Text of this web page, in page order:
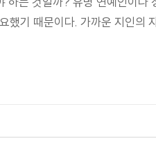
했기 때문이다. 가까운 지인의